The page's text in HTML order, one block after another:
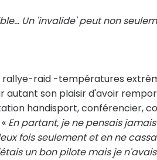
Un 'invalide' peut non
raid -températures
autant son plaisir d'avoir
handisport, conférencier,
En partant, je ne pensais
fois seulement et en ne
un bon pilote mais je